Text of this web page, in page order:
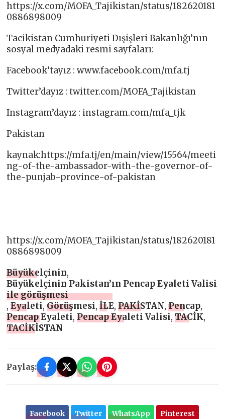
https://x.com/MOFA_Tajikistan/status/182620181
0886898009
Tacikistan Cumhuriyeti Dışişleri Bakanlığı’nın
sosyal medyadaki resmi sayfaları:
Facebook’tayız : www.facebook.com/mfa.tj​
Twitter’dayız : twitter.com/MOFA_Tajikistan​
Instagram’dayız : instagram.com/mfa_tjk​
Pakistan
kaynak:https://mfa.tj/en/main/view/15564/meeti
ng-of-the-ambassador-with-the-governor-of-
the-punjab-province-of-pakistan
https://x.com/MOFA_Tajikistan/status/182620181
0886898009
Büyükelçinin,
Büyükelçinin Pakistan’ın Pencap Eyaleti Valisi
ile görüşmesi
,Eyaleti,Görüşmesi,İLE,PAKİSTAN,Pencap,
Pencap Eyaleti,Pencap Eyaleti Valisi,TACİK,
TACİKİSTAN
Paylaş:
Facebook Twitter WhatsApp Pinterest